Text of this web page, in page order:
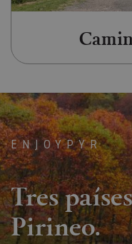
ENJOYPYR
Tres
Pirineo.